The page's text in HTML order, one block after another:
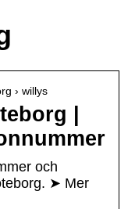
› willys
|
och
➤ Mer